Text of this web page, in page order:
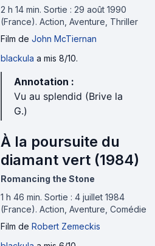
2 h 14 min. Sortie : 29 août 1990
(France). Action, Aventure, Thriller
Film de John McTiernan
blackula a mis 8/10.
Annotation :
Vu au splendid (Brive la
G.)
À la poursuite du
diamant vert (1984)
Romancing the Stone
1 h 46 min. Sortie : 4 juillet 1984
(France). Action, Aventure, Comédie
Film de Robert Zemeckis